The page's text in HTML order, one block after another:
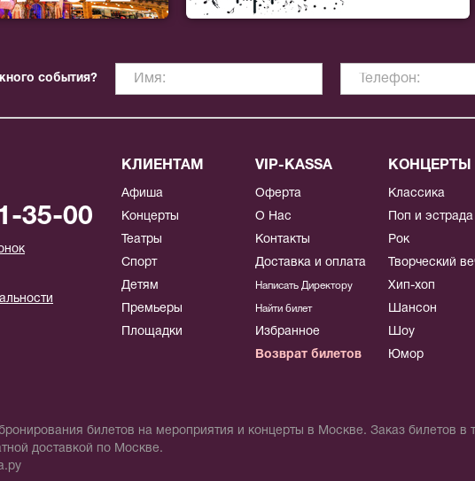
события?
35-00
КЛИЕНТАМ
Афиша
Концерты
Театры
Спорт
Детям
Премьеры
Площадки
VIP-KASSA
Оферта
О Нас
Контакты
Доставка и оплата
Написать Директору
Найти билет
Избранное
Возврат билетов
КОНЦЕРТЫ
Классика
Поп и эстрада
Рок
Творческий
Хип-хоп
Шансон
Шоу
Юмор
билетов на мероприятия и концерты в Москве. Заказ билетов в
доставкой по Москве.